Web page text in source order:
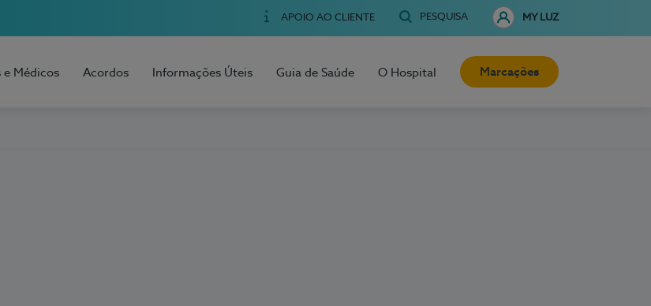
APOIO AO CLIENTE PESQUISA MY LUZ
e Médicos Acordos Informações Úteis Guia de Saúde O Hospital Marcações